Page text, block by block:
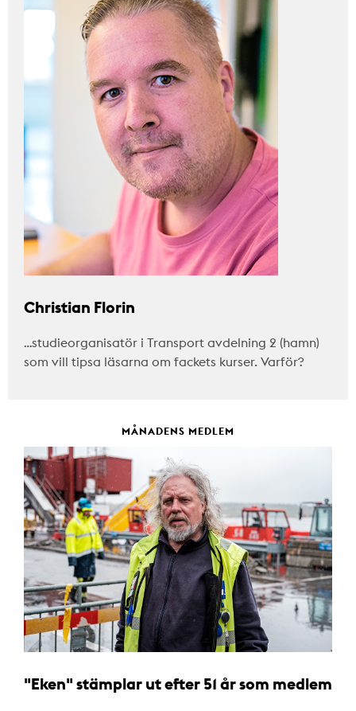
Christian Florin
…studieorganisatör i Transport avdelning 2 (hamn)
som vill tipsa läsarna om fackets kurser. Varför?
MÅNADENS MEDLEM
"Eken" stämplar ut efter 51 år som medlem